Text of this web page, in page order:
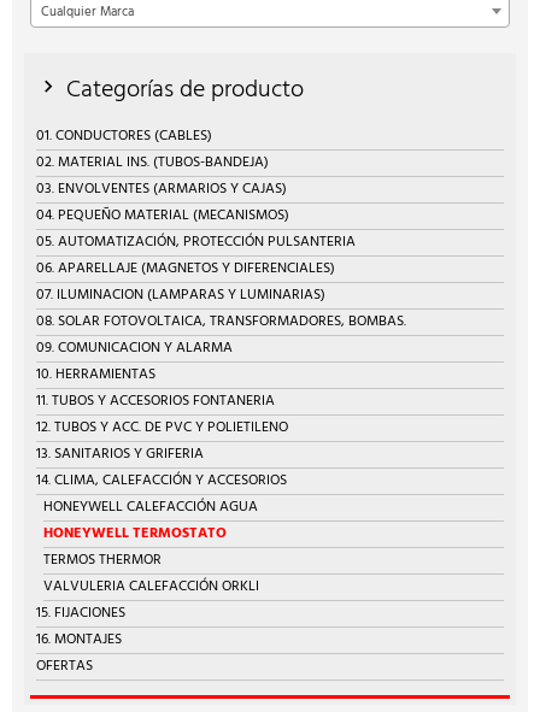
Cualquier Marca
Categorías de producto
01. CONDUCTORES (CABLES)
02. MATERIAL INS. (TUBOS-BANDEJA)
03. ENVOLVENTES (ARMARIOS Y CAJAS)
04. PEQUEÑO MATERIAL (MECANISMOS)
05. AUTOMATIZACIÓN, PROTECCIÓN PULSANTERIA
06. APARELLAJE (MAGNETOS Y DIFERENCIALES)
07. ILUMINACION (LAMPARAS Y LUMINARIAS)
08. SOLAR FOTOVOLTAICA, TRANSFORMADORES, BOMBAS.
09. COMUNICACION Y ALARMA
10. HERRAMIENTAS
11. TUBOS Y ACCESORIOS FONTANERIA
12. TUBOS Y ACC. DE PVC Y POLIETILENO
13. SANITARIOS Y GRIFERIA
14. CLIMA, CALEFACCIÓN Y ACCESORIOS
HONEYWELL CALEFACCIÓN AGUA
HONEYWELL TERMOSTATO
TERMOS THERMOR
VALVULERIA CALEFACCIÓN ORKLI
15. FIJACIONES
16. MONTAJES
OFERTAS